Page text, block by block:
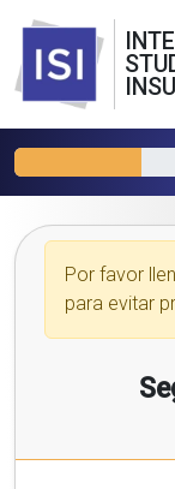
Por favor
para evitar